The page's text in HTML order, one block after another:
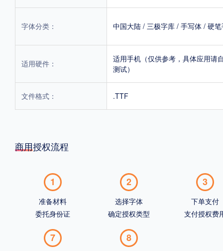
字体分类： 中国大陆 / 三极字库 / 手写体 / 硬
适用硬件：
适用手机（仅供参考，具体应用请
测试）
文件格式： .TTF
商用授权流程
1
准备材料
委托身份证
2
选择字体
确定授权类型
3
下单支付
支付授权费
7 8